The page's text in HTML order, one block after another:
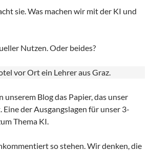
sie. Was machen wir mit der KI und
Nutzen. Oder beides?
vor Ort ein Lehrer aus Graz.
Blog das Papier, das unser
der Ausgangslagen für unser 3-
Thema KI.
so stehen. Wir denken, die